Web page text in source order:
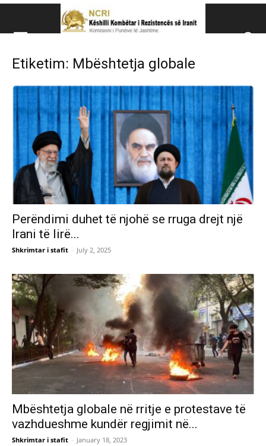
Këshillit Kombëtar të
Këshillit Kombëtar të Rezistencës së Iranit (NCRI)
Etiketim: Mbështetja globale
Perëndimi duhet të njohë se rruga drejt një
Irani të lirë...
Shkrimtar i stafit - July 2, 2025
Mbështetja globale në rritje e protestave të
vazhdueshme kundër regjimit në...
Shkrimtar i stafit - January 18, 2023